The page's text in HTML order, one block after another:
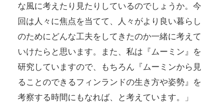
な風に考えたり見たりしているのでしょうか。今
回は人々に焦点を当てて、人々がより良い暮らし
のためにどんな工夫をしてきたのか一緒に考えて
いけたらと思います。また、私は『ムーミン』を
研究していますので、もちろん『ムーミンから見
ることのできるフィンランドの生き方や姿勢』を
考察する時間にもなれば、と考えています。」